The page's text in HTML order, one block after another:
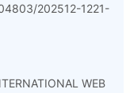
202512-1221-
WEB